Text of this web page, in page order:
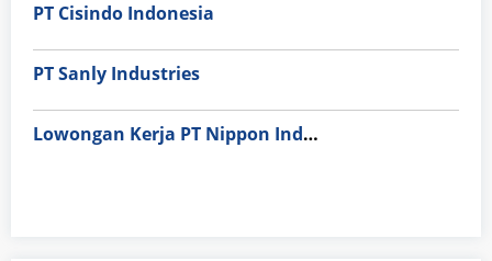
PT Cisindo Indonesia
PT Sanly Industries
Lowongan Kerja PT Nippon Indosari Corpindo Tbk. Bulan Agustus 2026